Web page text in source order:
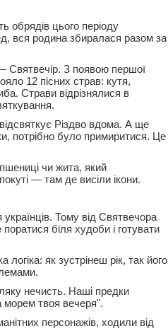
обрядів цього періоду
вся родина збиралася разом за
Святвечір. З появою першої
12 пісних страв: кутя,
Страви відрізнялися в
Різдво вдома. А ще
потрібно було примиритися. Це
чи жита, який
— там де висіли ікони.
Тому від Святвечора
біля худоби і готувати
як зустрінеш рік, так його
нечисть. Наші предки
твоя вечеря".
персонажів, ходили від